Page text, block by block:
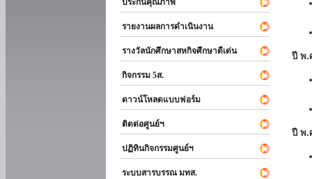
ประกันคุณภาพ
รายงานผลการดำเนินงาน
รางวัลนักศึกษาสหกิจศึกษาดีเด่น
กิจกรรม 5ส.
ดาวน์โหลดแบบฟอร์ม
ติดต่อศูนย์ฯ
ปฏิทินกิจกรรมศูนย์ฯ
ระบบสารบรรณ มทส.
ปี พ
ปี พ